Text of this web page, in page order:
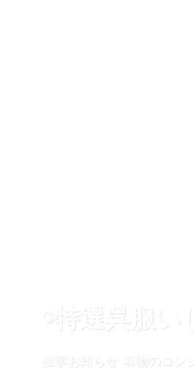
◉特選呉服い
催事お知らせ
着物のコン